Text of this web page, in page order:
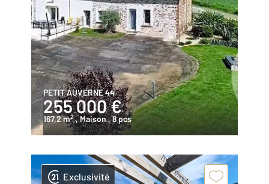
PETIT AUVERNE 44
255 000 €
167,2 m2 , Maison, 8 pcs
Exclusivité